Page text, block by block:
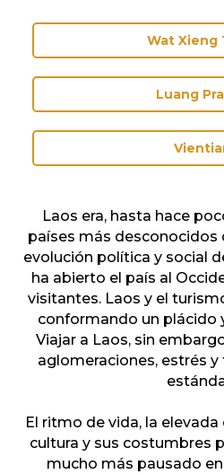
Wat Xieng
Luang
Laos era, hasta hace
países más desconocidos
evolución política y social
ha abierto el país al
visitantes. Laos y el
conformando un plácido
Viajar a Laos, sin
aglomeraciones, estrés
El ritmo de vida, la
cultura y sus costumbres
mucho más pausado